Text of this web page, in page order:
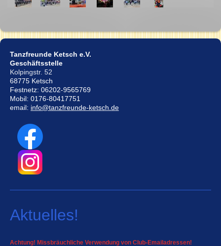
Tanzfreunde Ketsch e.V.
Geschäftsstelle
Kolpingstr. 52
68775 Ketsch
Festnetz: 06202-9565769
Mobil: 0176-80417751
email: info@tanzfreunde-ketsch.de
Aktuelles!
Achtung! Missbräuchliche Verwendung von Club-Emailadressen!